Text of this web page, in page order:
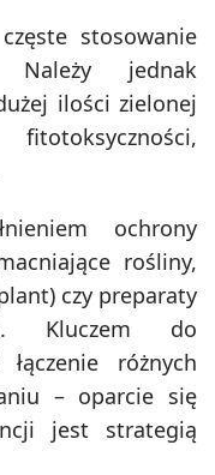
stosowanie
Należy jednak
ilości zielonej
ochrony
rośliny,
czy preparaty
Kluczem do
różnych
– oparcie się
jest strategią